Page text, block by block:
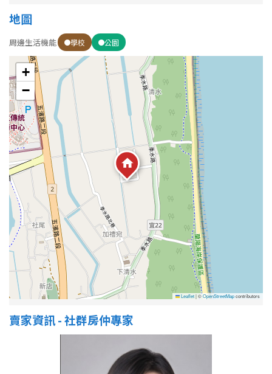
屋齡
不拘
5 年以下
5-10 年 10-20 年
20-30 年 30-40 年
40 年以上
售價
地圖
周邊生活機能 學校 公園
+
−
Leaflet|©OpenStreetMapcontributors
賣家資訊 - 社群房仲專家